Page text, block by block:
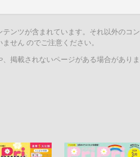
ンツが含まれています。それ以外のコン
せん のでご注意ください。
掲載されないページがある場合がありま